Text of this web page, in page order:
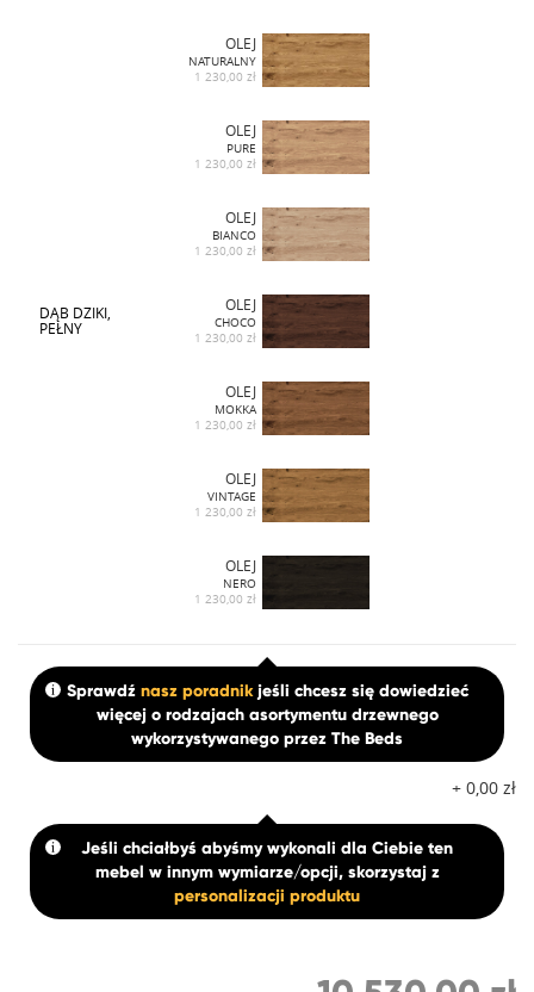
DĄB DZIKI,
PEŁNY
OLEJ
NATURALNY
1 230,00 zł
OLEJ
PURE
1 230,00 zł
OLEJ
BIANCO
1 230,00 zł
OLEJ
CHOCO
1 230,00 zł
OLEJ
MOKKA
1 230,00 zł
OLEJ
VINTAGE
1 230,00 zł
OLEJ
NERO
1 230,00 zł
Sprawdź nasz poradnikjeśli chcesz się dowiedzieć
więcej o rodzajach asortymentu drzewnego
wykorzystywanego przez The Beds
+ 0,00 zł
Jeśli chciałbyś abyśmy wykonali dla Ciebie ten
mebel w innym wymiarze/opcji, skorzystaj z
personalizacji produktu